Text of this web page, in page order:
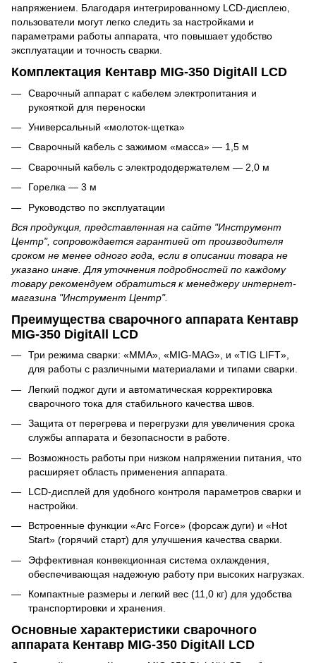
напряжением. Благодаря интегрированному LCD-дисплею,
пользователи могут легко следить за настройками и
параметрами работы аппарата, что повышает удобство
эксплуатации и точность сварки.
Комплектация Кентавр MIG-350 DigitAll LCD
Сварочный аппарат с кабелем электропитания и
рукояткой для переноски
Универсальный «молоток-щетка»
Сварочный кабель с зажимом «масса» — 1,5 м
Сварочный кабель с электрододержателем — 2,0 м
Горелка — 3 м
Руководство по эксплуатации
Вся продукция, представленная на сайте "Инструмент
Центр", сопровождается гарантией от производителя
сроком не менее одного года, если в описании товара не
указано иначе. Для уточнения подробностей по каждому
товару рекомендуем обратиться к менеджеру интернет-
магазина "Инструмент Центр".
Преимущества сварочного аппарата Кентавр
MIG-350 DigitAll LCD
Три режима сварки: «MMA», «MIG-MAG», и «TIG LIFT»,
для работы с различными материалами и типами сварки.
Легкий поджог дуги и автоматическая корректировка
сварочного тока для стабильного качества швов.
Защита от перегрева и перегрузки для увеличения срока
службы аппарата и безопасности в работе.
Возможность работы при низком напряжении питания, что
расширяет область применения аппарата.
LCD-дисплей для удобного контроля параметров сварки и
настройки.
Встроенные функции «Arc Force» (форсаж дуги) и «Hot
Start» (горячий старт) для улучшения качества сварки.
Эффективная конвекционная система охлаждения,
обеспечивающая надежную работу при высоких нагрузках.
Компактные размеры и легкий вес (11,0 кг) для удобства
транспортировки и хранения.
Основные характеристики сварочного
аппарата Кентавр MIG-350 DigitAll LCD